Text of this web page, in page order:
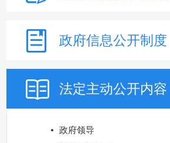
政府信息公开制度
法定主动公开内容
政府领导